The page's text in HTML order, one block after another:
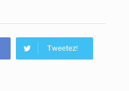
Tweetez!